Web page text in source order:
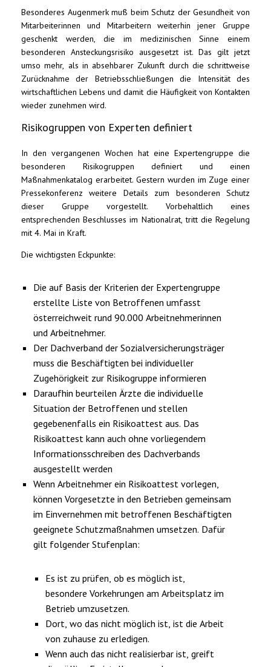
Besonderes Augenmerk muß beim Schutz der Gesundheit von
Mitarbeiterinnen und Mitarbeitern weiterhin jener Gruppe
geschenkt werden, die im medizinischen Sinne einem
besonderen Ansteckungsrisiko ausgesetzt ist. Das gilt jetzt
umso mehr, als in absehbarer Zukunft durch die schrittweise
Zurücknahme der Betriebsschließungen die Intensität des
wirtschaftlichen Lebens und damit die Häufigkeit von Kontakten
wieder zunehmen wird.
Risikogruppen von Experten definiert
In den vergangenen Wochen hat eine Expertengruppe die
besonderen Risikogruppen definiert und einen
Maßnahmenkatalog erarbeitet. Gestern wurden im Zuge einer
Pressekonferenz weitere Details zum besonderen Schutz
dieser Gruppe vorgestellt. Vorbehaltlich eines
entsprechenden Beschlusses im Nationalrat, tritt die Regelung
mit 4. Mai in Kraft.
Die wichtigsten Eckpunkte:
Die auf Basis der Kriterien der Expertengruppe
erstellte Liste von Betroffenen umfasst
österreichweit rund 90.000 Arbeitnehmerinnen
und Arbeitnehmer.
Der Dachverband der Sozialversicherungsträger
muss die Beschäftigten bei individueller
Zugehörigkeit zur Risikogruppe informieren
Daraufhin beurteilen Ärzte die individuelle
Situation der Betroffenen und stellen
gegebenenfalls ein Risikoattest aus. Das
Risikoattest kann auch ohne vorliegendem
Informationsschreiben des Dachverbands
ausgestellt werden
Wenn Arbeitnehmer ein Risikoattest vorlegen,
können Vorgesetzte in den Betrieben gemeinsam
im Einvernehmen mit betroffenen Beschäftigten
geeignete Schutzmaßnahmen umsetzen. Dafür
gilt folgender Stufenplan:
Es ist zu prüfen, ob es möglich ist,
besondere Vorkehrungen am Arbeitsplatz im
Betrieb umzusetzen.
Dort, wo das nicht möglich ist, ist die Arbeit
von zuhause zu erledigen.
Wenn auch das nicht realisierbar ist, greift